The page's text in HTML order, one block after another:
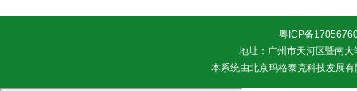
粤ICP备
地址：广州市天河区暨南
本系统由北京玛格泰克科技发展有